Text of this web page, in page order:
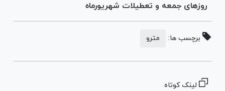
روز‌های جمعه و تعطیلات شهریورماه
برچسب ها: مترو
لینک کوتاه